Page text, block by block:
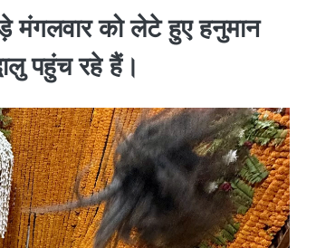
मंगलवार को लेटे हुए हनुमान
पहुंच रहे हैं।